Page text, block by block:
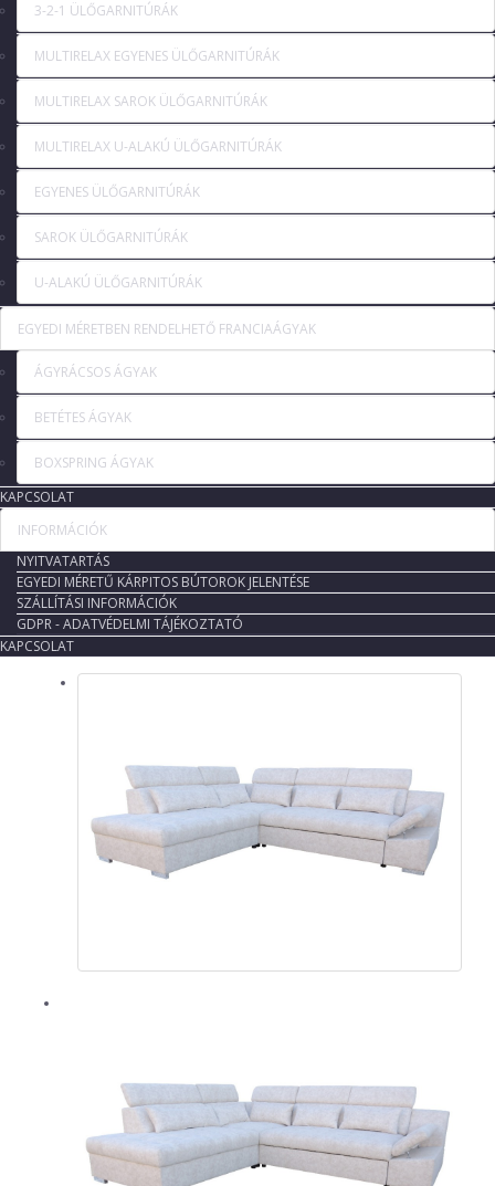
3-2-1 ÜLŐGARNITÚRÁK
MULTIRELAX EGYENES ÜLŐGARNITÚRÁK
MULTIRELAX SAROK ÜLŐGARNITÚRÁK
MULTIRELAX U-ALAKÚ ÜLŐGARNITÚRÁK
EGYENES ÜLŐGARNITÚRÁK
SAROK ÜLŐGARNITÚRÁK
U-ALAKÚ ÜLŐGARNITÚRÁK
EGYEDI MÉRETBEN RENDELHETŐ FRANCIAÁGYAK
ÁGYRÁCSOS ÁGYAK
BETÉTES ÁGYAK
BOXSPRING ÁGYAK
KAPCSOLAT
INFORMÁCIÓK
NYITVATARTÁS
EGYEDI MÉRETŰ KÁRPITOS BÚTOROK JELENTÉSE
SZÁLLÍTÁSI INFORMÁCIÓK
GDPR - ADATVÉDELMI TÁJÉKOZTATÓ
KAPCSOLAT